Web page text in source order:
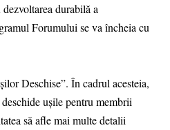
durabilă a
Forumului se va încheia cu
Deschise”. În cadrul acesteia,
ușile pentru membrii
să afle mai multe detalii